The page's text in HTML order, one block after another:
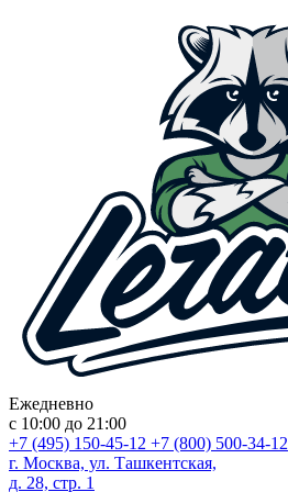
Ежедневно
с 10:00 до 21:00
+7 (495) 150-45-12 +7 (800) 500-34-12
г. Москва, ул. Ташкентская,
д. 28, стр. 1